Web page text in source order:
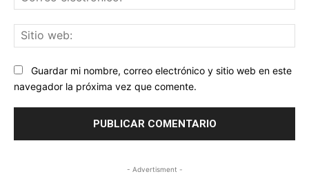
Guardar mi nombre, correo electrónico y sitio web en este
navegador la próxima vez que comente.
- Advertisment -